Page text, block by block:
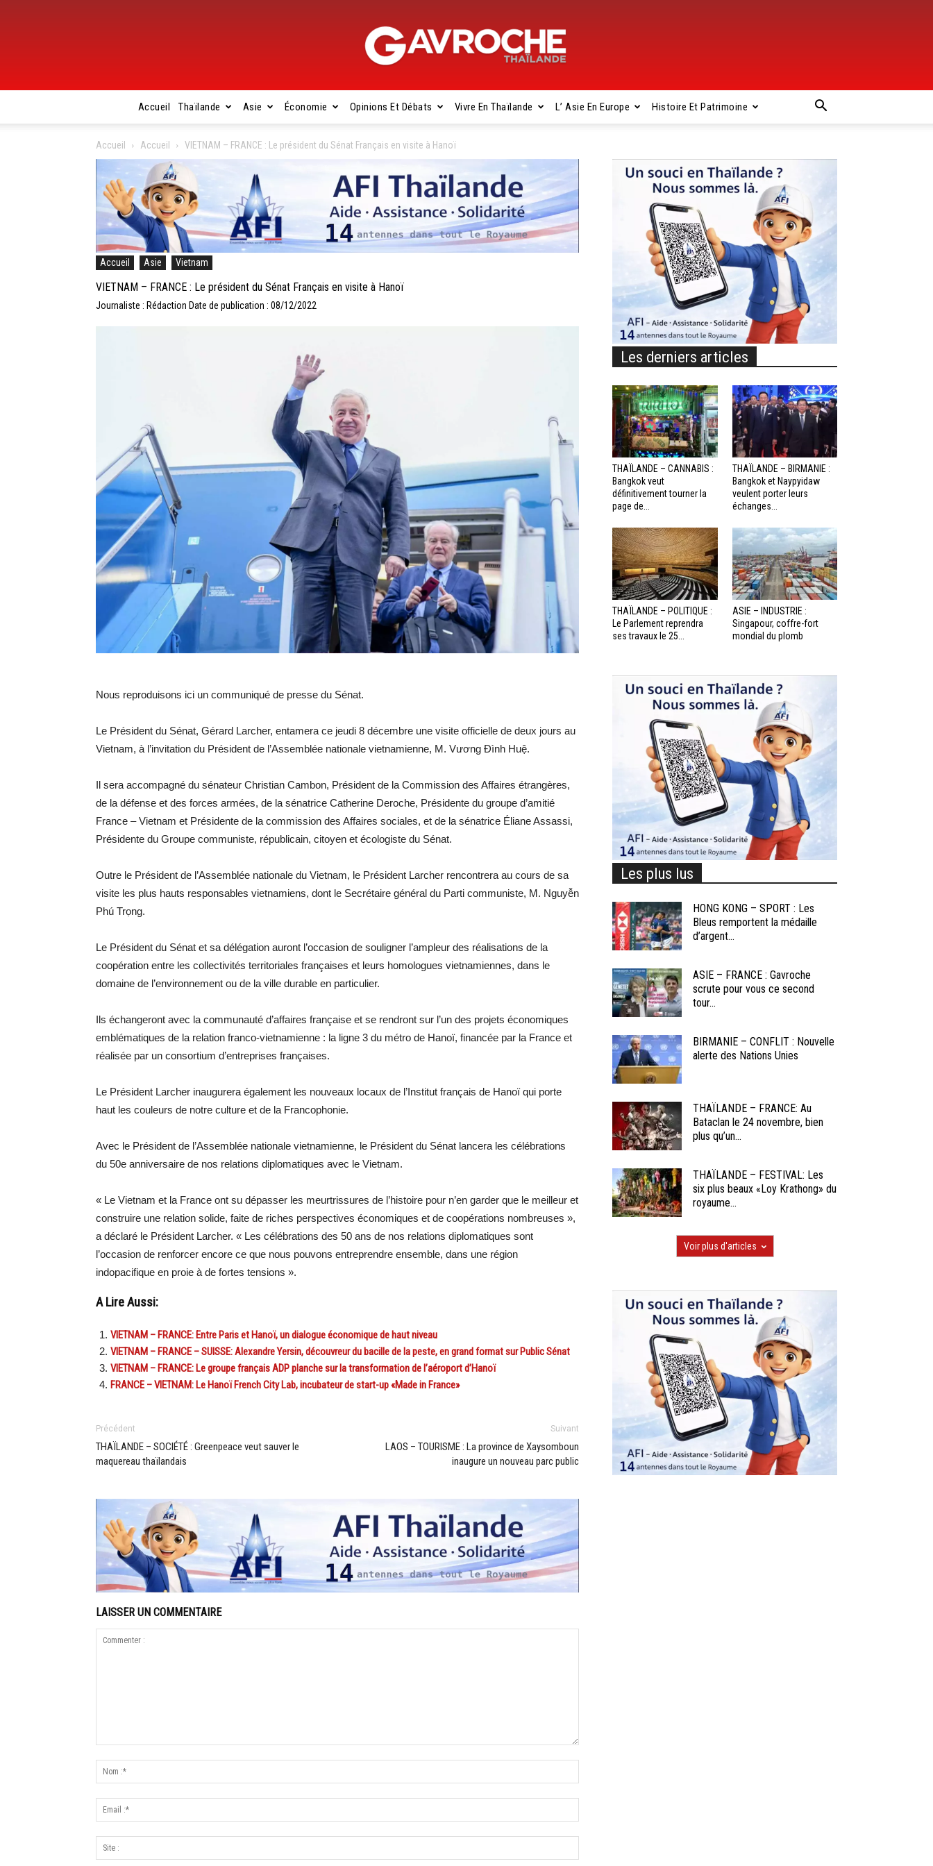
Gavroche
Thaïlande
Accueil Thaïlande Asie Économie Opinions Et Débats Vivre En Thaïlande L’ Asie En Europe Histoire Et Patrimoine
Accueil Accueil VIETNAM – FRANCE : Le président du Sénat Français en visite à Hanoï
Accueil Asie Vietnam
VIETNAM – FRANCE : Le président du Sénat Français en visite à Hanoï
Journaliste : Rédaction Date de publication : 08/12/2022
Nous reproduisons ici un communiqué de presse du Sénat.
Le Président du Sénat, Gérard Larcher, entamera ce jeudi 8 décembre une visite officielle de deux jours au
Vietnam, à l’invitation du Président de l’Assemblée nationale vietnamienne, M. Vương Đình Huệ.
Il sera accompagné du sénateur Christian Cambon, Président de la Commission des Affaires étrangères,
de la défense et des forces armées, de la sénatrice Catherine Deroche, Présidente du groupe d’amitié
France – Vietnam et Présidente de la commission des Affaires sociales, et de la sénatrice Éliane Assassi,
Présidente du Groupe communiste, républicain, citoyen et écologiste du Sénat.
Outre le Président de l’Assemblée nationale du Vietnam, le Président Larcher rencontrera au cours de sa
visite les plus hauts responsables vietnamiens, dont le Secrétaire général du Parti communiste, M. Nguyễn
Phú Trọng.
Le Président du Sénat et sa délégation auront l’occasion de souligner l’ampleur des réalisations de la
coopération entre les collectivités territoriales françaises et leurs homologues vietnamiennes, dans le
domaine de l’environnement ou de la ville durable en particulier.
Ils échangeront avec la communauté d’affaires française et se rendront sur l’un des projets économiques
emblématiques de la relation franco-vietnamienne : la ligne 3 du métro de Hanoï, financée par la France et
réalisée par un consortium d’entreprises françaises.
Le Président Larcher inaugurera également les nouveaux locaux de l’Institut français de Hanoï qui porte
haut les couleurs de notre culture et de la Francophonie.
Avec le Président de l’Assemblée nationale vietnamienne, le Président du Sénat lancera les célébrations
du 50e anniversaire de nos relations diplomatiques avec le Vietnam.
« Le Vietnam et la France ont su dépasser les meurtrissures de l’histoire pour n’en garder que le meilleur et
construire une relation solide, faite de riches perspectives économiques et de coopérations nombreuses »,
a déclaré le Président Larcher. « Les célébrations des 50 ans de nos relations diplomatiques sont
l’occasion de renforcer encore ce que nous pouvons entreprendre ensemble, dans une région
indopacifique en proie à de fortes tensions ».
A Lire Aussi:
VIETNAM – FRANCE: Entre Paris et Hanoï, un dialogue économique de haut niveau
VIETNAM – FRANCE – SUISSE: Alexandre Yersin, découvreur du bacille de la peste, en grand format sur Public Sénat
VIETNAM – FRANCE: Le groupe français ADP planche sur la transformation de l’aéroport d’Hanoï
FRANCE – VIETNAM: Le Hanoï French City Lab, incubateur de start-up «Made in France»
Précédent
THAÏLANDE – SOCIÉTÉ : Greenpeace veut sauver le
maquereau thaïlandais
Suivant
LAOS – TOURISME : La province de Xaysomboun
inaugure un nouveau parc public
LAISSER UN COMMENTAIRE
Les derniers articles
THAÏLANDE – CANNABIS :
Bangkok veut
définitivement tourner la
page de...
THAÏLANDE – BIRMANIE :
Bangkok et Naypyidaw
veulent porter leurs
échanges...
THAÏLANDE – POLITIQUE :
Le Parlement reprendra
ses travaux le 25...
ASIE – INDUSTRIE :
Singapour, coffre-fort
mondial du plomb
Les plus lus
HONG KONG – SPORT : Les
Bleus remportent la médaille
d’argent...
ASIE – FRANCE : Gavroche
scrute pour vous ce second
tour...
BIRMANIE – CONFLIT : Nouvelle
alerte des Nations Unies
THAÏLANDE – FRANCE: Au
Bataclan le 24 novembre, bien
plus qu’un...
THAÏLANDE – FESTIVAL: Les
six plus beaux «Loy Krathong» du
royaume...
Voir plus d'articles